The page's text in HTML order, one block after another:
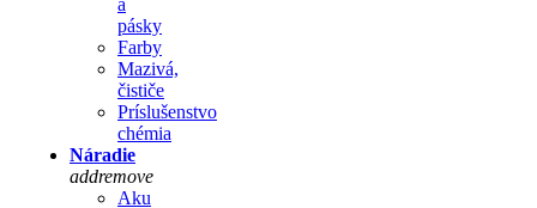
a
pásky
Farby
Mazivá,
čističe
Príslušenstvo
chémia
Náradie
addremove
Aku